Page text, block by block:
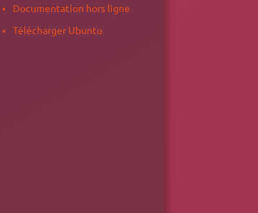
Documentation hors ligne
Télécharger Ubuntu